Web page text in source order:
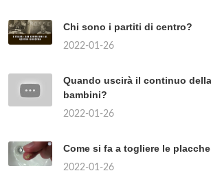
Chi sono i partiti di centro?
2022-01-26
Quando uscirà il continuo
bambini?
2022-01-26
Come si fa a togliere le
2022-01-26